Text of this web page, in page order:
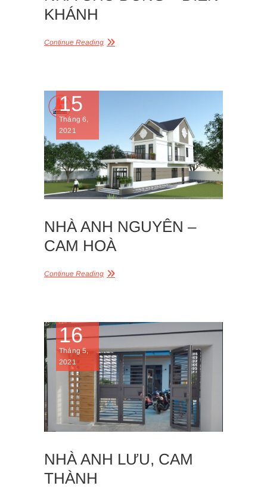
KHÁNH
Continue Reading
15
Tháng 6,
2021
NHÀ ANH NGUYÊN –
CAM HOÀ
Continue Reading
16
Tháng 5,
2021
NHÀ ANH LƯU, CAM
THÀNH